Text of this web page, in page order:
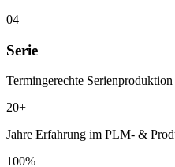
04
Serie
Termingerechte
20+
Jahre Erfahrung im PLM- &
100%